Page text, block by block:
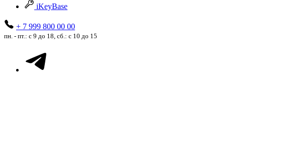
iKeyBase
+ 7 999 800 00 00
пн. - пт.: с 9 до 18, сб.: с 10 до 15